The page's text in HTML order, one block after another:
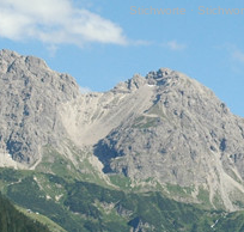
Stichworte ·